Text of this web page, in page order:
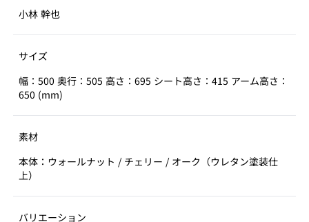
小林 幹也
サイズ
幅：500 奥行：505 高さ：695 シート高さ：415 アーム高さ：
650 (mm)
素材
本体：ウォールナット / チェリー / オーク（ウレタン塗装仕
上）
バリエーション